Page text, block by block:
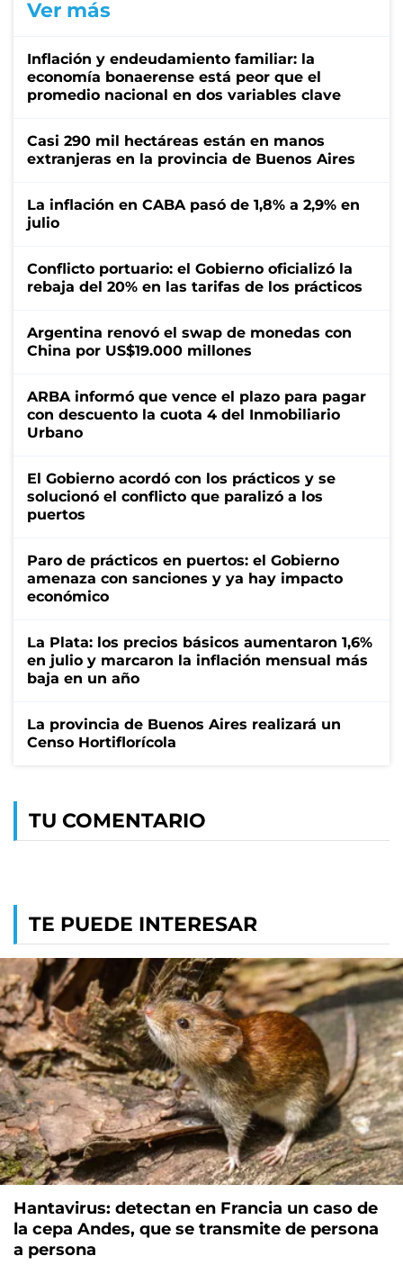
Ver más
Inflación y endeudamiento familiar: la
economía bonaerense está peor que el
promedio nacional en dos variables clave
Casi 290 mil hectáreas están en manos
extranjeras en la provincia de Buenos Aires
La inflación en CABA pasó de 1,8% a 2,9% en
julio
Conflicto portuario: el Gobierno oficializó la
rebaja del 20% en las tarifas de los prácticos
Argentina renovó el swap de monedas con
China por US$19.000 millones
ARBA informó que vence el plazo para pagar
con descuento la cuota 4 del Inmobiliario
Urbano
El Gobierno acordó con los prácticos y se
solucionó el conflicto que paralizó a los
puertos
Paro de prácticos en puertos: el Gobierno
amenaza con sanciones y ya hay impacto
económico
La Plata: los precios básicos aumentaron 1,6%
en julio y marcaron la inflación mensual más
baja en un año
La provincia de Buenos Aires realizará un
Censo Hortiflorícola
TU COMENTARIO
TE PUEDE INTERESAR
Hantavirus: detectan en Francia un caso de
la cepa Andes, que se transmite de persona
a persona